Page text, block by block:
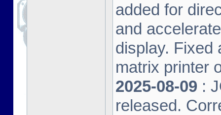
added for
and
display. Fixed
matrix printer
2025-08-09 :
released.